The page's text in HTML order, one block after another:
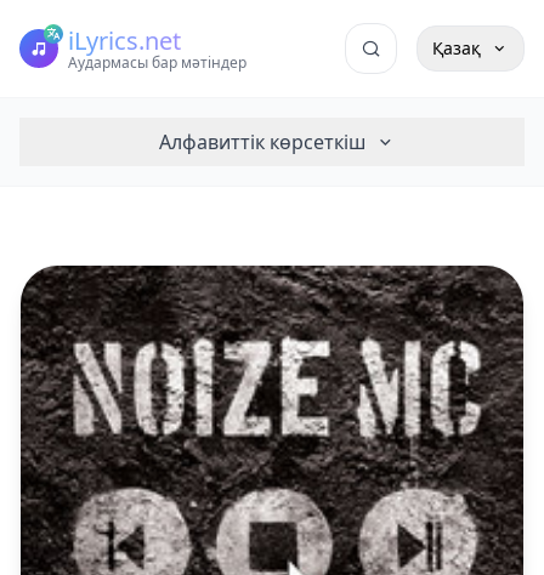
iLyrics.net
Аудармасы бар мәтіндер
Қазақ
Алфавиттік көрсеткіш